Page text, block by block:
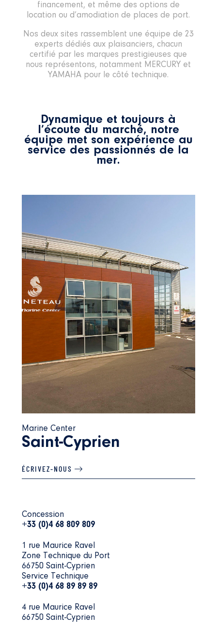
financement, et même des options de
location ou d’amodiation de places de port.
Nos deux sites rassemblent une équipe de 23
experts dédiés aux plaisanciers, chacun
certifié par les marques prestigieuses que
nous représentons, notamment MERCURY et
YAMAHA pour le côté technique.
Dynamique et toujours à
l’écoute du marché, notre
équipe met son expérience au
service des passionnés de la
mer.
Marine Center
Saint-Cyprien
ÉCRIVEZ-NOUS
Concession
+33 (0)4 68 809 809
1 rue Maurice Ravel
Zone Technique du Port
66750 Saint-Cyprien
Service Technique
+33 (0)4 68 89 89 89
4 rue Maurice Ravel
66750 Saint-Cyprien